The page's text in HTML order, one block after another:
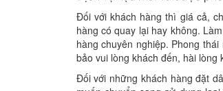
Đối với khách hàng thì giá cả,
hàng có quay lại hay không.
hàng chuyên nghiệp. Phong
bảo vui lòng khách đến, hài lòng
Đối với những khách hàng đặt